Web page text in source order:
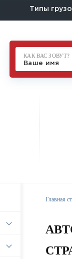
Типы
КАК ВАС ЗОВУТ?
Главная